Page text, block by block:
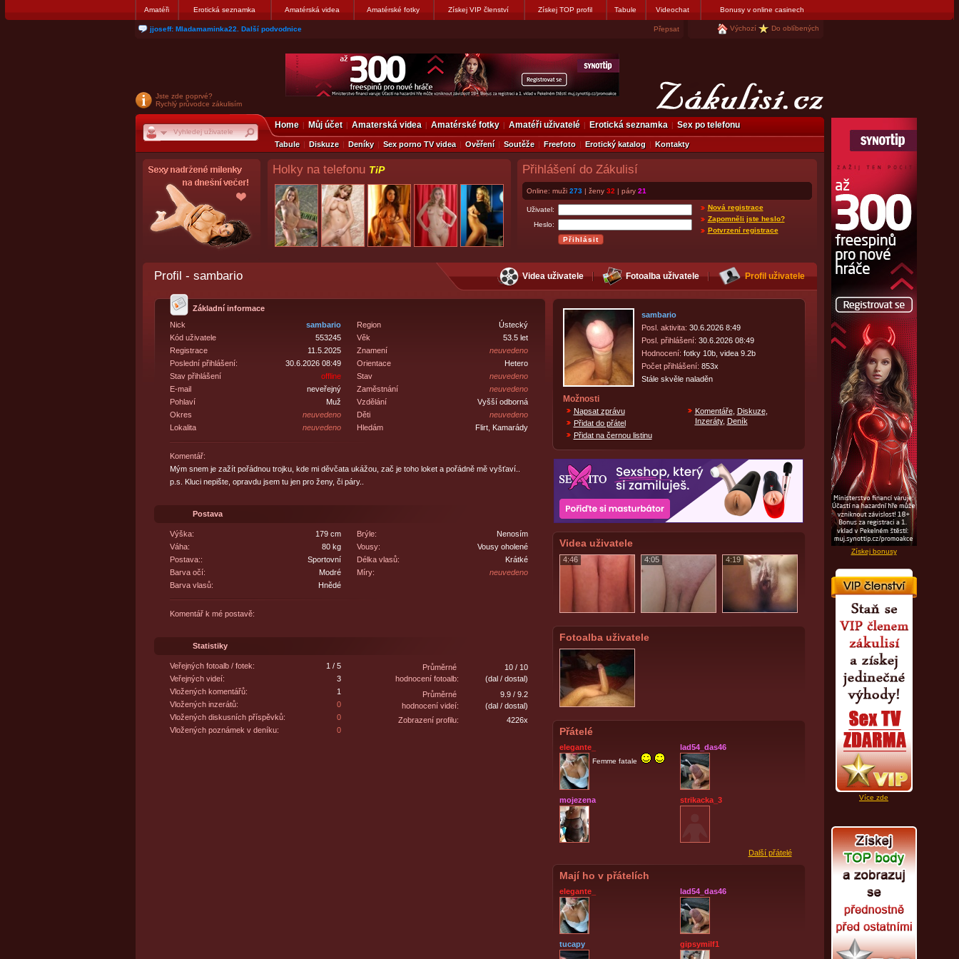
Amatéři Erotická seznamka Amatérská videa Amatérské fotky Získej VIP členství Získej TOP profil Tabule Videochat Bonusy v online casinech
jjoseff: Mladamaminka22. Další podvodnice Přepsat Výchozí Do oblíbených
Získej bonusy
Více zde
Jste zde poprvé?
Rychlý průvodce zákulisím
Home Můj účet Amaterská videa Amatérské fotky Amatéři uživatelé Erotická seznamka Sex po telefonu
Tabule Diskuze Deníky Sex porno TV videa Ověření Soutěže Freefoto Erotický katalog Kontakty
Holky na telefonu TiP Přihlášení do Zákulisí
Online: muži 273| ženy 32 | páry 21
Uživatel:
Heslo:
Nová registrace
Zapomněli jste heslo?
Potvrzení registrace
Profil - sambario Videa uživatele Fotoalba uživatele Profil uživatele
Základní informace
Nick
sambario
Kód uživatele
553245
Registrace
11.5.2025
Poslední přihlášení:
30.6.2026 08:49
Stav přihlášení
offline
E-mail
neveřejný
Pohlaví
Muž
Okres
neuvedeno
Lokalita
neuvedeno
Region
Ústecký
Věk
53.5 let
Znamení
neuvedeno
Orientace
Hetero
Stav
neuvedeno
Zaměstnání
neuvedeno
Vzdělání
Vyšší odborná
Děti
neuvedeno
Hledám
Flirt, Kamarády
Komentář:
Mým snem je zažít pořádnou trojku, kde mi děvčata ukážou, zač je toho loket a pořádně mě vyšťaví..
p.s. Kluci nepište, opravdu jsem tu jen pro ženy, či páry..
Postava
Výška:
179 cm
Váha:
80 kg
Postava::
Sportovní
Barva očí:
Modré
Barva vlasů:
Hnědé
Brýle:
Nenosím
Vousy:
Vousy oholené
Délka vlasů:
Krátké
Míry:
neuvedeno
Komentář k mé postavě:
Statistiky
Veřejných fotoalb / fotek:
1 / 5
Veřejných videí:
3
Vložených komentářů:
1
Vložených inzerátů:
0
Vložených diskusních příspěvků:
0
Vložených poznámek v deníku:
0
Průměrné
hodnocení fotoalb:
10 / 10
(dal / dostal)
Průměrné
hodnocení videí:
9.9 / 9.2
(dal / dostal)
Zobrazení profilu:
4226x
sambario
Posl. aktivita: 30.6.2026 8:49
Posl. přihlášení: 30.6.2026 08:49
Hodnocení: fotky 10b, videa 9.2b
Počet přihlášení: 853x
Stále skvěle naladěn
Možnosti
Napsat zprávu
Přidat do přátel
Přidat na černou listinu
Komentáře, Diskuze,
Inzeráty, Deník
Videa uživatele
4:46 4:05 4:19
Fotoalba uživatele
Přátelé
elegante_
Femme fatale
lad54_das46
mojezena strikacka_3
Další přátelé
Mají ho v přátelích
elegante_ lad54_das46
tucapy gipsymilf1